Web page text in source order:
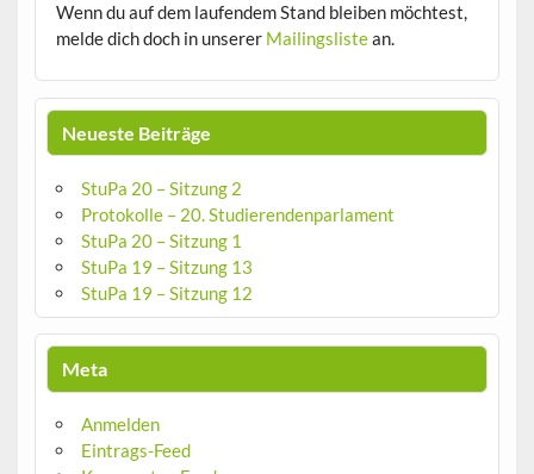
Wenn du auf dem laufendem Stand bleiben möchtest,
melde dich doch in unserer Mailingslistean.
Neueste Beiträge
StuPa 20 – Sitzung 2
Protokolle – 20. Studierendenparlament
StuPa 20 – Sitzung 1
StuPa 19 – Sitzung 13
StuPa 19 – Sitzung 12
Meta
Anmelden
Eintrags-Feed